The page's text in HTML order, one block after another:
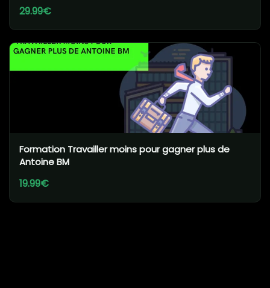
29.99€
Formation Travailler moins pour gagner plus de
Antoine BM
19.99€